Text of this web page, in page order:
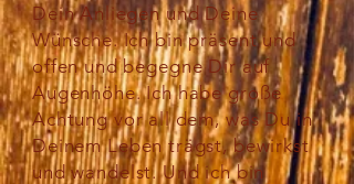
Dein Anliegen und Deine
Wünsche. Ich bin präsent und
offen und begegne Dir auf
Augenhöhe. Ich habe große
Achtung vor all dem, was Du in
Deinem Leben trägst, bewirkst
und wandelst. Und ich bin